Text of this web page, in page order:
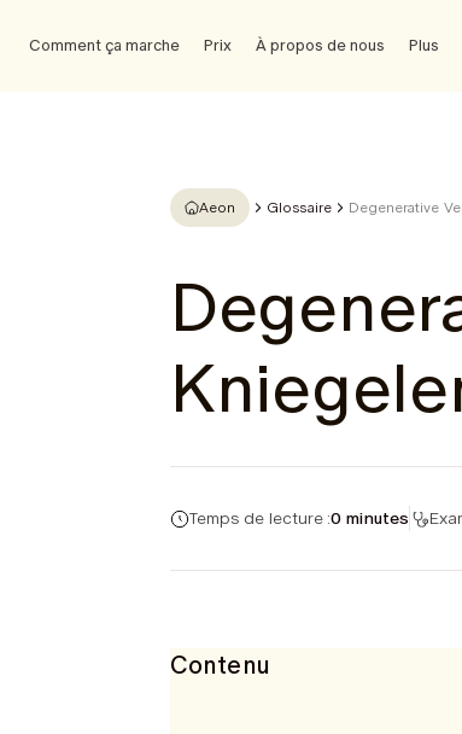
Comment ça marche Prix À propos de nous Plus
Aeon Glossaire Degenerative
Temps de lecture :0 minutes
Contenu